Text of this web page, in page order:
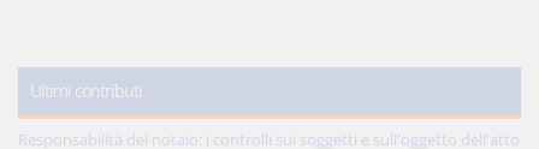
Ultimi contributi
Responsabilità del notaio: i controlli sui soggetti e sull'oggetto dell'atto